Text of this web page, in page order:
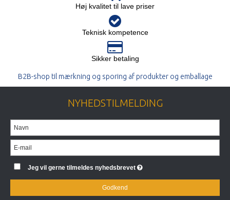
Høj kvalitet til lave priser
Teknisk kompetence
Sikker betaling
B2B-shop til mærkning og sporing af produkter og emballage
NYHEDSTILMELDING
Jeg vil gerne tilmeldes nyhedsbrevet
Godkend